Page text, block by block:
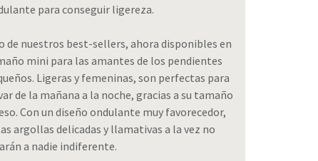
para conseguir ligereza.
de nuestros best-sellers, ahora disponibles en
mini para las amantes de los pendientes
Ligeras y femeninas, son perfectas para
de la mañana a la noche, gracias a su tamaño
Con un diseño ondulante muy favorecedor,
argollas delicadas y llamativas a la vez no
a nadie indiferente.